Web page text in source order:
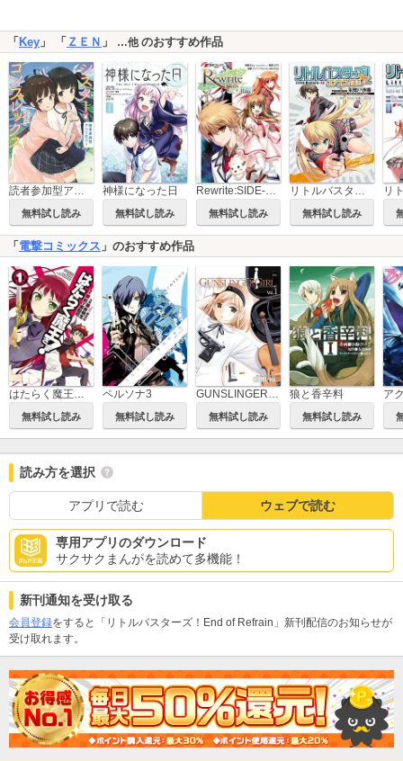
「 Key 」 「 ＺＥＮ 」 …他のおすすめ作品
読者参加型アンソロジー シスター・コンプレックス
無料試し読み
神様になった日
無料試し読み
Rewrite:SIDE-TERRA
無料試し読み
リトルバスターズ! エクスタシー
無料試し読み
「 電撃コミックス 」のおすすめ作品
はたらく魔王さま！
無料試し読み
ペルソナ3
無料試し読み
GUNSLINGER GIRL
無料試し読み
狼と香辛料
無料試し読み
読み方を選択
アプリで読む ウェブで読む
専用アプリのダウンロード
サクサクまんがを読めて多機能！
新刊通知を受け取る
会員登録をすると「リトルバスターズ！End of Refrain」新刊配信のお知らせが
受け取れます。